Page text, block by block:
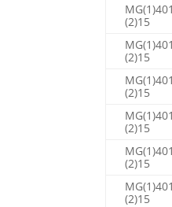
(2)15
(2)15
(2)15
(2)15
(2)15
(2)15